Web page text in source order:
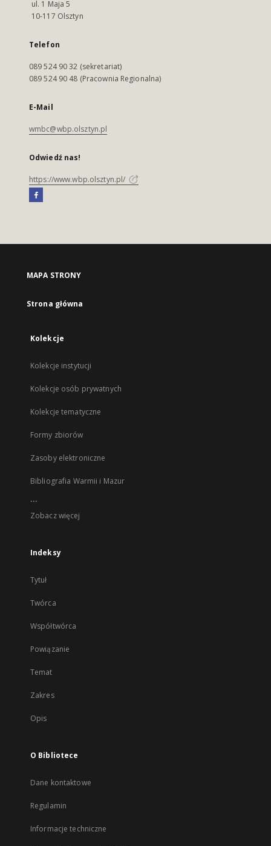
ul. 1 Maja 5
10-117 Olsztyn
Telefon
089 524 90 32 (sekretariat)
089 524 90 48 (Pracownia Regionalna)
E-Mail
wmbc@wbp.olsztyn.pl
Odwiedź nas!
https://www.wbp.olsztyn.pl/
MAPA STRONY
Strona główna
Kolekcje
Kolekcje instytucji
Kolekcje osób prywatnych
Kolekcje tematyczne
Formy zbiorów
Zasoby elektroniczne
Bibliografia Warmii i Mazur
...
Zobacz więcej
Indeksy
Tytuł
Twórca
Współtwórca
Powiązanie
Temat
Zakres
Opis
O Bibliotece
Dane kontaktowe
Regulamin
Informacje techniczne